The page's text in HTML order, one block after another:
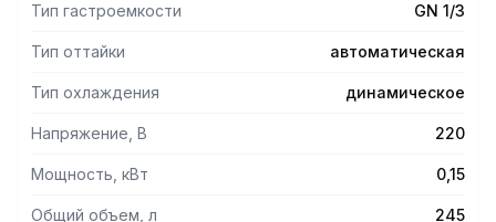
Тип гастроемкости GN 1/3
Тип оттайки автоматическая
Тип охлаждения динамическое
Напряжение, В 220
Мощность, кВт 0,15
Общий объем, л 245